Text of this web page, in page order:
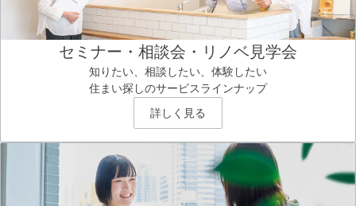
セミナー・相談会・リノベ見学会
知りたい、相談したい、体験したい
住まい探しのサービスラインナップ
詳しく見る